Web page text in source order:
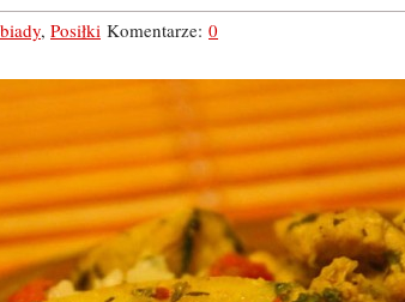
, Posiłki Komentarze: 0